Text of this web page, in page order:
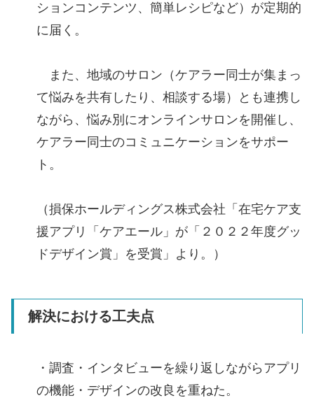
ションコンテンツ、簡単レシピなど）が定期的
に届く。
また、地域のサロン（ケアラー同士が集まっ
て悩みを共有したり、相談する場）とも連携し
ながら、悩み別にオンラインサロンを開催し、
ケアラー同士のコミュニケーションをサポー
ト。
（損保ホールディングス株式会社「在宅ケア支
援アプリ「ケアエール」が「２０２２年度グッ
ドデザイン賞」を受賞」より。）
解決における工夫点
・調査・インタビューを繰り返しながらアプリ
の機能・デザインの改良を重ねた。